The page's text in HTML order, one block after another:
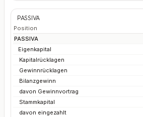
PASSIVA
Position
PASSIVA
Eigenkapital
Kapitalrücklagen
Gewinnrücklagen
Bilanzgewinn
davon Gewinnvortrag
Stammkapital
davon eingezahlt